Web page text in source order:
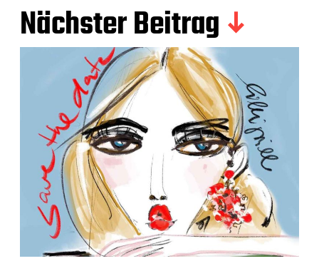
Nächster Beitrag